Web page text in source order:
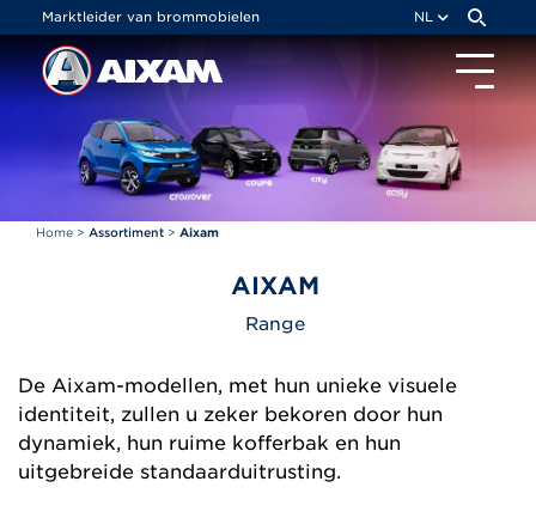
Marktleider van brommobielen NL
Home > Assortiment > Aixam
AIXAM
Range
De Aixam-modellen, met hun unieke visuele
identiteit, zullen u zeker bekoren door hun
dynamiek, hun ruime kofferbak en hun
uitgebreide standaarduitrusting.
Cookies beheer paneel